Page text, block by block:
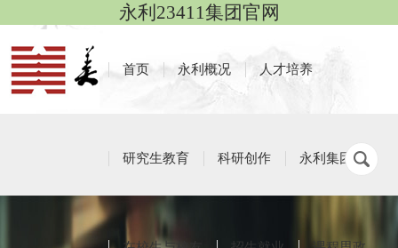
永利23411集团官网
首页 永利概况 人才培养
研究生教育 科研创作 永利集团